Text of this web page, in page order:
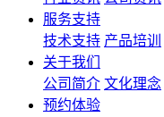
服务支持
技术支持 产品培训
关于我们
公司简介 文化理念
预约体验